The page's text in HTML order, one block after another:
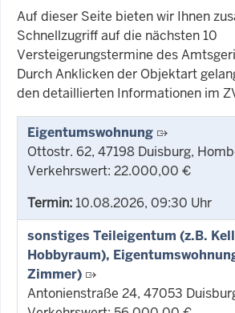
Auf dieser Seite bieten wir Ihnen
Schnellzugriff auf die nächsten 10
Versteigerungstermine des
Durch Anklicken der Objektart
den detaillierten Informationen im
Eigentumswohnung
Ottostr. 62, 47198 Duisburg,
Verkehrswert: 22.000,00 €
Termin:10.08.2026, 09:30 Uhr
sonstiges Teileigentum (z.B.
Hobbyraum),
Zimmer)
Antonienstraße 24, 47053